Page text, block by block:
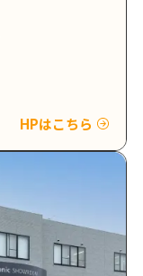
HPはこちら